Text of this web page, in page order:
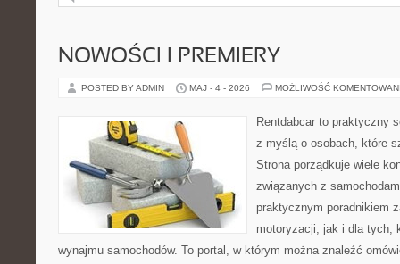
NOWOŚCI I PREMIERY
POSTED BY ADMIN MAJ - 4 - 2026 MOŻLIWOŚĆ
Rentdabcar to praktyczny
z myślą o osobach, które
Strona porządkuje wiele
związanych z
praktycznym poradnikiem
motoryzacji, jak i dla tych,
wynajmu samochodów. To portal, w którym można znaleźć